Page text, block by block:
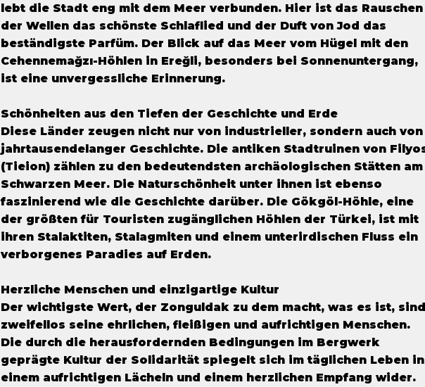
lebt die Stadt eng mit dem Meer verbunden. Hier ist das Rauschen
der Wellen das schönste Schlaflied und der Duft von Jod das
beständigste Parfüm. Der Blick auf das Meer vom Hügel mit den
Cehennemağzı-Höhlen in Ereğli, besonders bei Sonnenuntergang,
ist eine unvergessliche Erinnerung.
Schönheiten aus den Tiefen der Geschichte und Erde
Diese Länder zeugen nicht nur von industrieller, sondern auch von
jahrtausendelanger Geschichte. Die antiken Stadtruinen von
(Tieion) zählen zu den bedeutendsten archäologischen Stätten am
Schwarzen Meer. Die Naturschönheit unter ihnen ist ebenso
faszinierend wie die Geschichte darüber. Die Gökgöl-Höhle, eine
der größten für Touristen zugänglichen Höhlen der Türkei, ist mit
ihren Stalaktiten, Stalagmiten und einem unterirdischen Fluss ein
verborgenes Paradies auf Erden.
Herzliche Menschen und einzigartige Kultur
Der wichtigste Wert, der Zonguldak zu dem macht, was es ist,
zweifellos seine ehrlichen, fleißigen und aufrichtigen Menschen.
Die durch die herausfordernden Bedingungen im Bergwerk
geprägte Kultur der Solidarität spiegelt sich im täglichen Leben in
einem aufrichtigen Lächeln und einem herzlichen Empfang wider.